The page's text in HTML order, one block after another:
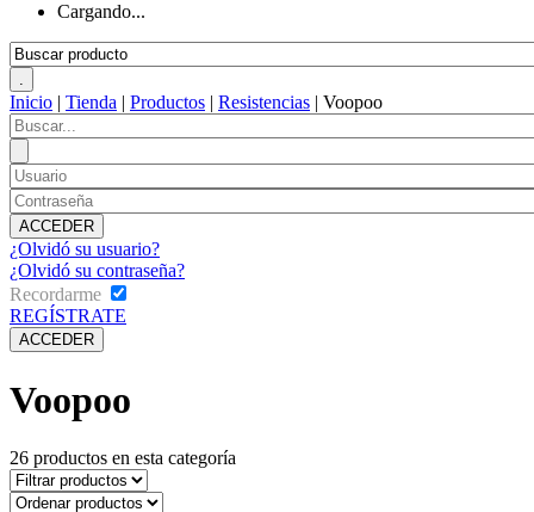
Cargando...
Inicio | Tienda | Productos | Resistencias | Voopoo
¿Olvidó su usuario?
¿Olvidó su contraseña?
Recordarme
REGÍSTRATE
Voopoo
26 productos en esta categoría